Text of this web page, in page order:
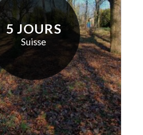
5 JOURS
Suisse